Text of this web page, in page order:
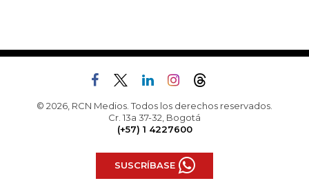
© 2026, RCN Medios. Todos los derechos reservados.
Cr. 13a 37-32, Bogotá
(+57) 1 4227600
SUSCRÍBASE